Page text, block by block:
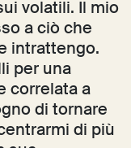
volatili. Il mio
a ciò che
intrattengo.
per una
correlata a
di tornare
di più